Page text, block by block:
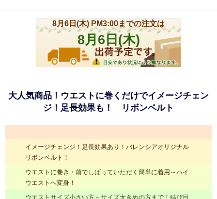
大人気商品！ウエストに巻くだけでイメージチェン
ジ！足長効果も！ リボンベルト
イメージチェンジ！足長効果あり！バレンシアオリジナル
リボンベルト！
ウエストに巻き・前でしばっていただく簡単に着用～ハイ
ウエストへ変身！
ウエストサイズ小さい方～サイズ大きめの方まで！結び目